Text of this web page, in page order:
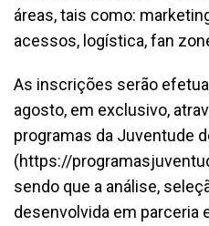
áreas, tais como:
acessos, logística, fan
As inscrições serão
agosto, em exclusivo,
programas da Juventude
(https://
sendo que a análise,
desenvolvida em parceria